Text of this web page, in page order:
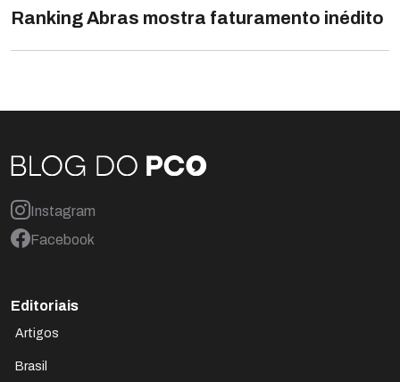
Ranking Abras mostra faturamento inédito
Instagram
Facebook
Editoriais
Artigos
Brasil